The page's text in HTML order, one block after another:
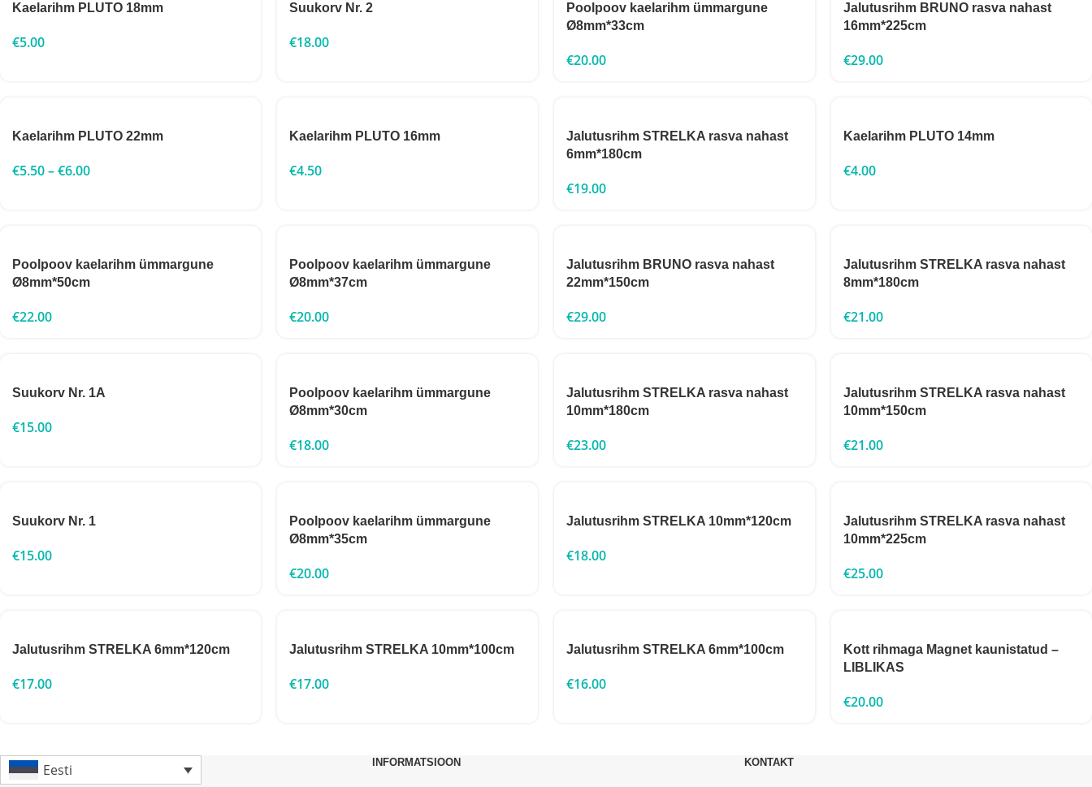
Kaelarihm PLUTO 18mm
€5.00
Suukorv Nr. 2
€18.00
Poolpoov kaelarihm ümmargune
Ø8mm*33cm
€20.00
Jalutusrihm BRUNO rasva nahast
16mm*225cm
€29.00
Kaelarihm PLUTO 22mm
€5.50–€6.00
Kaelarihm PLUTO 16mm
€4.50
Jalutusrihm STRELKA rasva nahast
6mm*180cm
€19.00
Kaelarihm PLUTO 14mm
€4.00
Poolpoov kaelarihm ümmargune
Ø8mm*50cm
€22.00
Poolpoov kaelarihm ümmargune
Ø8mm*37cm
€20.00
Jalutusrihm BRUNO rasva nahast
22mm*150cm
€29.00
Jalutusrihm STRELKA rasva nahast
8mm*180cm
€21.00
Suukorv Nr. 1A
€15.00
Poolpoov kaelarihm ümmargune
Ø8mm*30cm
€18.00
Jalutusrihm STRELKA rasva nahast
10mm*180cm
€23.00
Jalutusrihm STRELKA rasva nahast
10mm*150cm
€21.00
Suukorv Nr. 1
€15.00
Poolpoov kaelarihm ümmargune
Ø8mm*35cm
€20.00
Jalutusrihm STRELKA 10mm*120cm
€18.00
Jalutusrihm STRELKA rasva nahast
10mm*225cm
€25.00
Jalutusrihm STRELKA 6mm*120cm
€17.00
Jalutusrihm STRELKA 10mm*100cm
€17.00
Jalutusrihm STRELKA 6mm*100cm
€16.00
Kott rihmaga Magnet kaunistatud –
LIBLIKAS
€20.00
Eesti INFORMATSIOON KONTAKT